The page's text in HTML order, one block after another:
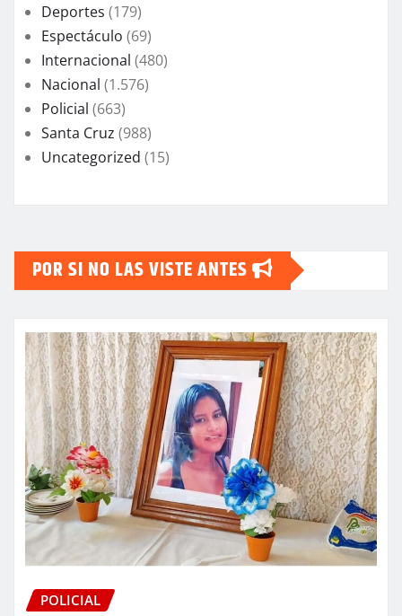
Deportes (179)
Espectáculo (69)
Internacional (480)
Nacional (1.576)
Policial (663)
Santa Cruz (988)
Uncategorized (15)
POR SI NO LAS VISTE ANTES
POLICIAL